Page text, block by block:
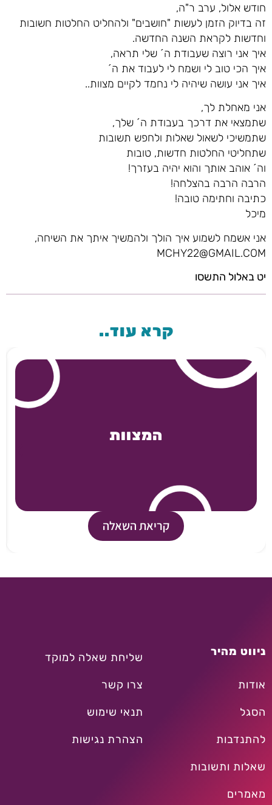
חודש אלול, ערב ר"ה,
זה בדיוק הזמן לעשות "חושבים" ולהחליט החלטות חשובות
וחדשות לקראת השנה החדשה.
איך אני רוצה שעבודת ה´ שלי תראה,
איך הכי טוב לי ושמח לי לעבוד את ה´
איך אני עושה שיהיה לי נחמד לקיים מצוות..
אני מאחלת לך,
שתמצאי את דרכך בעבודת ה´ שלך,
שתמשיכי לשאול שאלות ולחפש תשובות
שתחליטי החלטות חדשות, טובות
וה´ אוהב אותך והוא יהיה בעזרך!
הרבה הרבה בהצלחה!
כתיבה וחתימה טובה!
מיכל
אני אשמח לשמוע איך הולך ולהמשיך איתך את השיחה,
MCHY22@GMAIL.COM
יט באלול התשסו
קרא עוד..
המצוות
קריאת השאלה
ניווט מהיר
אודות
הסגל
להתנדבות
שאלות ותשובות
מאמרים
שליחת שאלה למוקד
צרו קשר
תנאי שימוש
הצהרת נגישות